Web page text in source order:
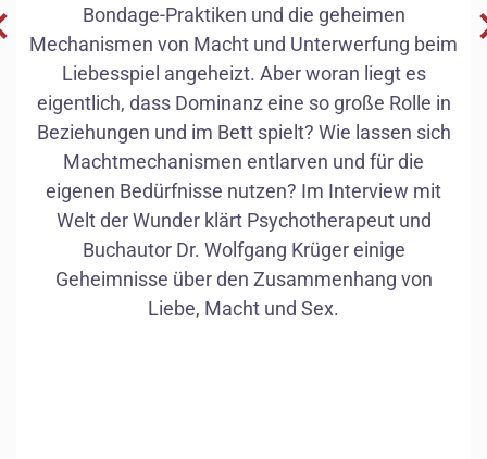
Bondage-Praktiken und die geheimen
Mechanismen von Macht und Unterwerfung beim
Liebesspiel angeheizt. Aber woran liegt es
eigentlich, dass Dominanz eine so große Rolle in
Beziehungen und im Bett spielt? Wie lassen sich
Machtmechanismen entlarven und für die
eigenen Bedürfnisse nutzen? Im Interview mit
Welt der Wunder klärt Psychotherapeut und
Buchautor Dr. Wolfgang Krüger einige
Geheimnisse über den Zusammenhang von
Liebe, Macht und Sex.
Psychotherapeut
Sigmund Freud